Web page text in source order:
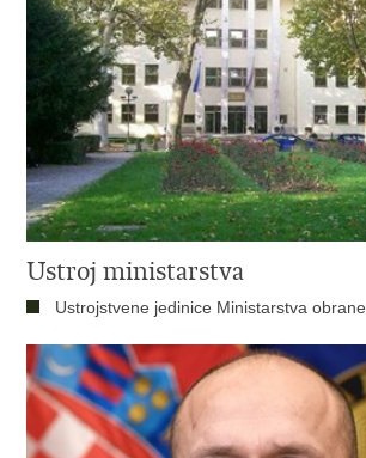
Ustroj ministarstva
Ustrojstvene jedinice Ministarstva obrane